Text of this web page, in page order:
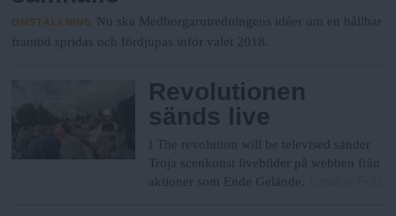
OMSTÄLLNING
Nu ska Medborgarutredningens idéer om en hållbar
framtid spridas och fördjupas inför valet 2018.
Revolutionen
sänds live
I The revolution will be televised sänder
Troja scenkonst livebilder på webben från
aktioner som Ende Gelände.